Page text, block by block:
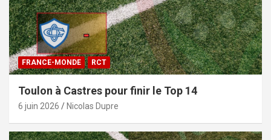
FRANCE-MONDE RCT
Toulon à Castres pour finir le Top 14
6 juin 2026 Nicolas Dupre